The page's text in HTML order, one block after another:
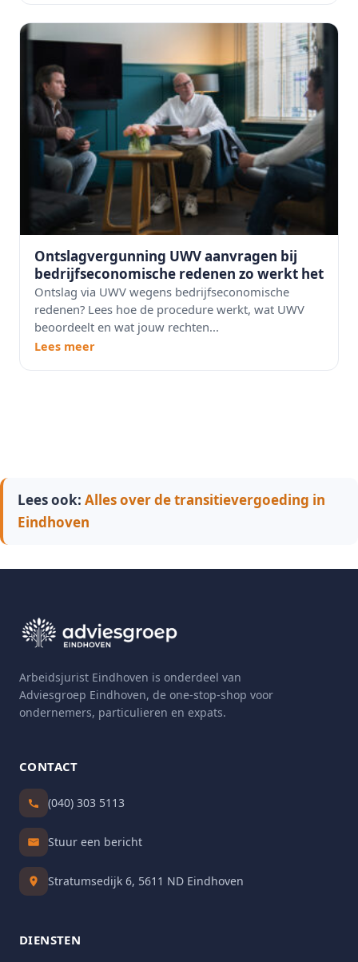
Ontslagvergunning UWV aanvragen bij
bedrijfseconomische redenen zo werkt het
Ontslag via UWV wegens bedrijfseconomische
redenen? Lees hoe de procedure werkt, wat UWV
beoordeelt en wat jouw rechten...
Lees meer
Lees ook: Alles over de transitievergoeding in
Eindhoven
Arbeidsjurist Eindhoven is onderdeel van
Adviesgroep Eindhoven, de one-stop-shop voor
ondernemers, particulieren en expats.
CONTACT
(040) 303 5113
Stuur een bericht
Stratumsedijk 6, 5611 ND Eindhoven
DIENSTEN